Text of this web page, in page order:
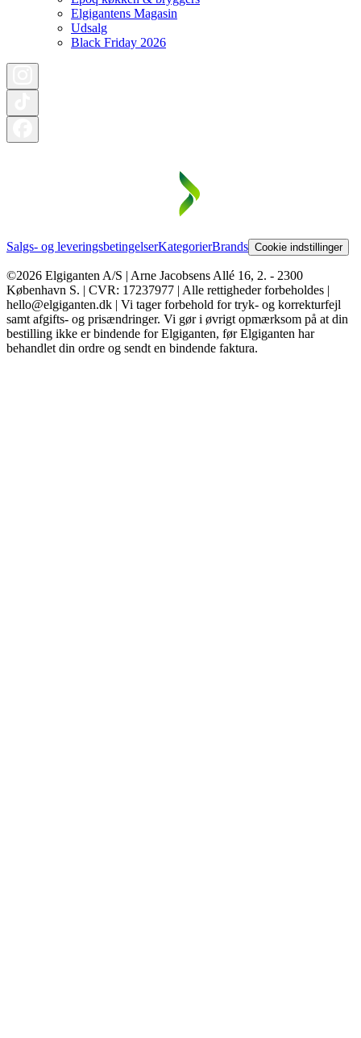
Elgigantens Magasin
Udsalg
Black Friday 2026
Salgs- og leveringsbetingelserKategorierBrands Cookie indstillinger
©2026 Elgiganten A/S | Arne Jacobsens Allé 16, 2. - 2300
København S. | CVR: 17237977 | Alle rettigheder forbeholdes |
hello@elgiganten.dk | Vi tager forbehold for tryk- og korrekturfejl
samt afgifts- og prisændringer. Vi gør i øvrigt opmærksom på at din
bestilling ikke er bindende for Elgiganten, før Elgiganten har
behandlet din ordre og sendt en bindende faktura.